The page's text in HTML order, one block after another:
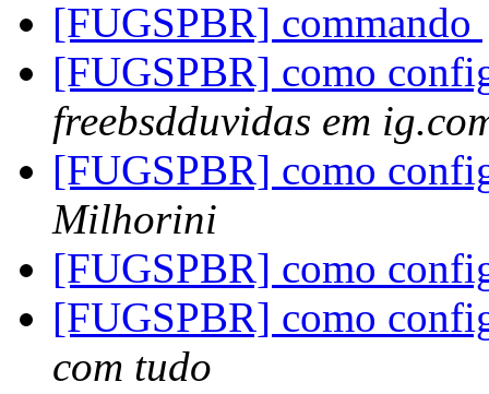
[FUGSPBR] commando
[FUGSPBR] como
freebsdduvidas em
[FUGSPBR] como
Milhorini
[FUGSPBR] como
[FUGSPBR] como
com tudo